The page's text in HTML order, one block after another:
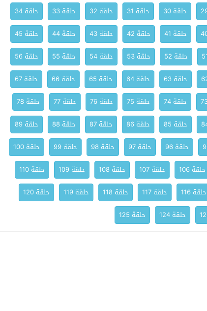
حلقة 30 حلقة 31 حلقة 32 حلقة 33
حلقة 34
حلقة 41 حلقة 42 حلقة 43 حلقة 44
حلقة 45
حلقة 52 حلقة 53 حلقة 54 حلقة 55
حلقة 56
حلقة 63 حلقة 64 حلقة 65 حلقة 66
حلقة 67
حلقة 74 حلقة 75 حلقة 76 حلقة 77
حلقة 78
حلقة 85 حلقة 86 حلقة 87 حلقة 88
حلقة 89
حلقة 96 حلقة 97 حلقة 98 حلقة 99
حلقة 100
حلقة 106 حلقة 107 حلقة 108 حلقة 109
حلقة 110
حلقة 116 حلقة 117 حلقة 118 حلقة 119
حلقة 120
حلقة 124 حلقة 125